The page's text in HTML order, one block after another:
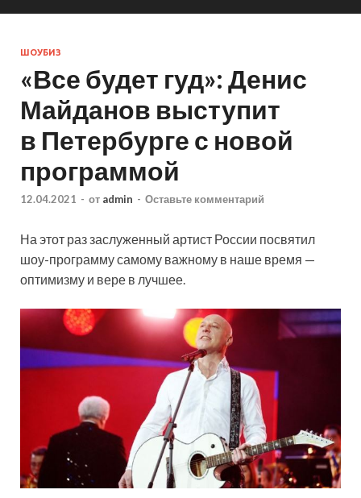
ШОУБИЗ
«Все будет гуд»: Денис
Майданов выступит
в Петербурге с новой
программой
12.04.2021 - от admin - Оставьте комментарий
На этот раз заслуженный артист России посвятил
шоу-программу самому важному в наше время —
оптимизму и вере в лучшее.